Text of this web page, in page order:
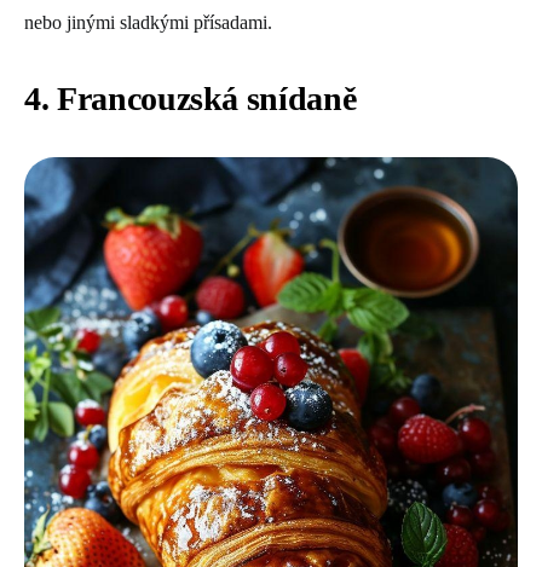
nebo jinými sladkými přísadami.
4. Francouzská snídaně